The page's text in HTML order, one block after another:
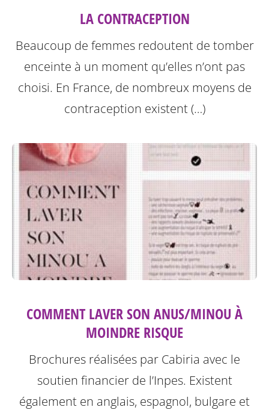
LA CONTRACEPTION
Beaucoup de femmes redoutent de tomber
enceinte à un moment qu’elles n’ont pas
choisi. En France, de nombreux moyens de
contraception existent (…)
COMMENT LAVER SON ANUS/MINOU À
MOINDRE RISQUE
Brochures réalisées par Cabiria avec le
soutien financier de l’Inpes. Existent
également en anglais, espagnol, bulgare et